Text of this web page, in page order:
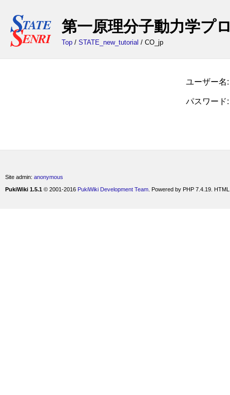
第一原理分子動力学プ
Top / STATE_new_tutorial / CO_jp
ユーザー名:
パスワード:
Site admin: anonymous
PukiWiki 1.5.1 © 2001-2016 PukiWiki Development Team . Powered by PHP 7.4.19.